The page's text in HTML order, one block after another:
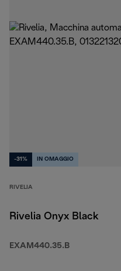
-31% IN OMAGGIO
RIVELIA
Rivelia Onyx Black
EXAM440.35.B